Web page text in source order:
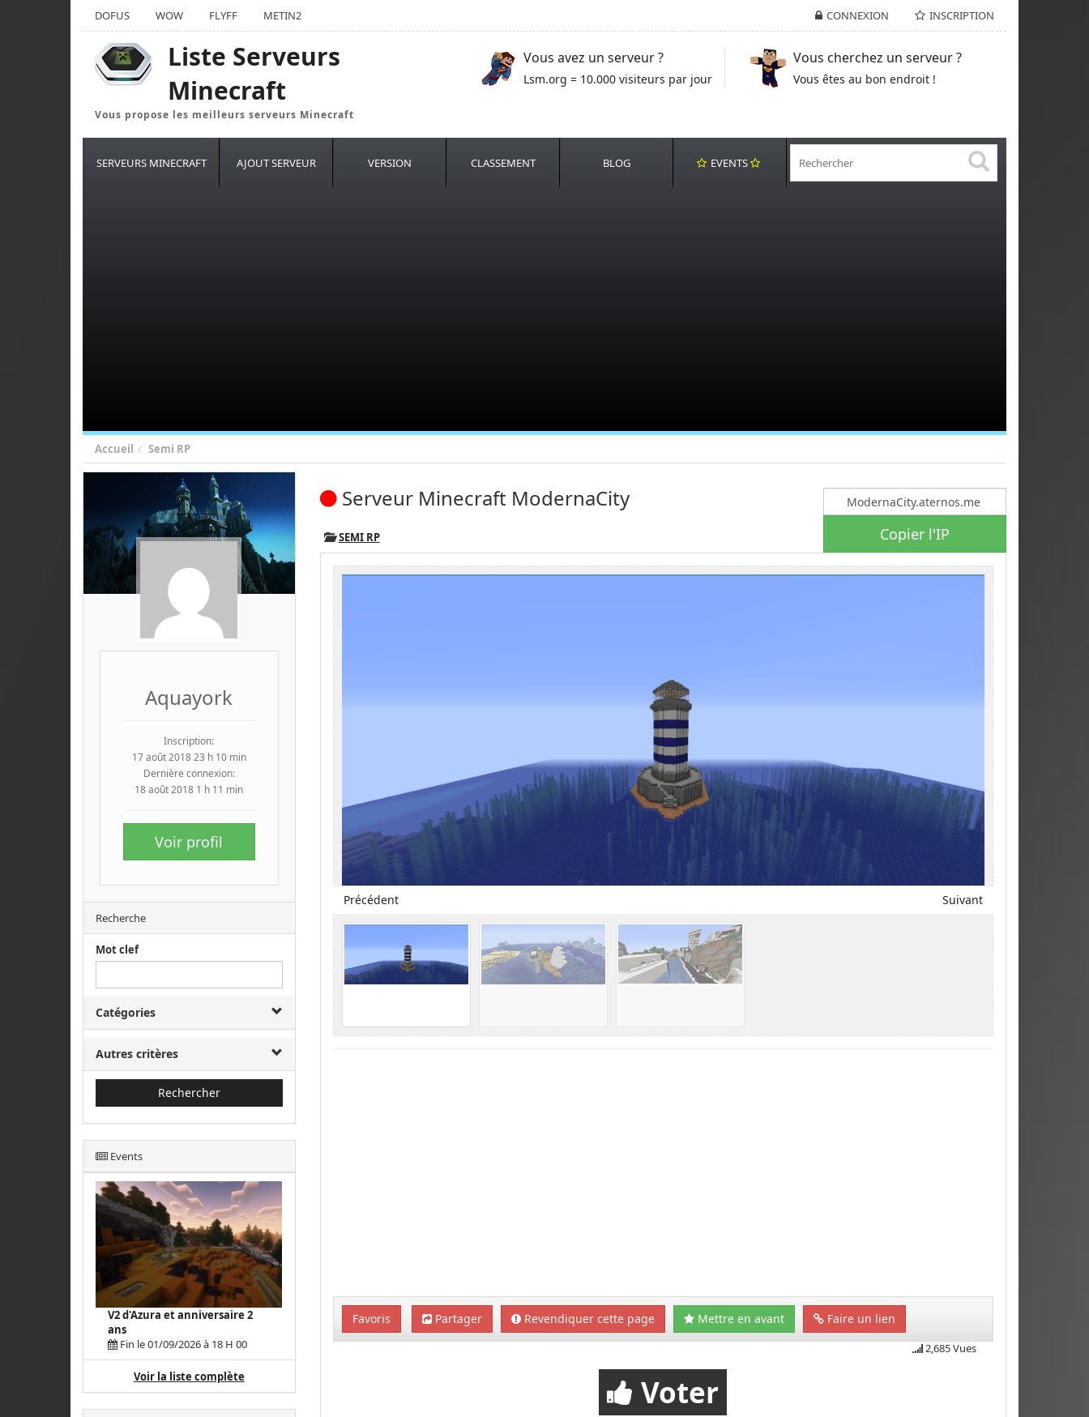
CONNEXION INSCRIPTION
DOFUS WOW FLYFF METIN2
Liste Serveurs
Minecraft
Vous propose les meilleurs serveurs Minecraft
Vous avez un serveur ?
Lsm.org = 10.000 visiteurs par jour
Vous cherchez un serveur ?
Vous êtes au bon endroit !
SERVEURS MINECRAFT AJOUT SERVEUR VERSION CLASSEMENT BLOG EVENTS
Accueil Semi RP
Aquayork
Inscription:
17 août 2018 23 h 10 min
Dernière connexion:
18 août 2018 1 h 11 min
Voir profil
Recherche
Mot clef
Catégories
Autres critères
Rechercher
Events
V2 d'Azura et anniversaire 2
ans
Fin le 01/09/2026 à 18 H 00
Voir la liste complète
Copier l'IP
Serveur Minecraft ModernaCity
SEMI RP
Précédent Suivant
Favoris Partager Revendiquer cette page Mettre en avant Faire un lien
2,685 Vues
Voter